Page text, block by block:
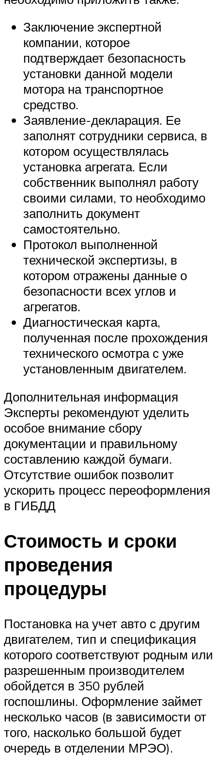
Заключение экспертной
компании, которое
подтверждает безопасность
установки данной модели
мотора на транспортное
средство.
Заявление-декларация. Ее
заполнят сотрудники сервиса, в
котором осуществлялась
установка агрегата. Если
собственник выполнял работу
своими силами, то необходимо
заполнить документ
самостоятельно.
Протокол выполненной
технической экспертизы, в
котором отражены данные о
безопасности всех углов и
агрегатов.
Диагностическая карта,
полученная после прохождения
технического осмотра с уже
установленным двигателем.
Дополнительная информация
Эксперты рекомендуют уделить
особое внимание сбору
документации и правильному
составлению каждой бумаги.
Отсутствие ошибок позволит
ускорить процесс переоформления
в ГИБДД
Стоимость и сроки
проведения
процедуры
Постановка на учет авто с другим
двигателем, тип и спецификация
которого соответствуют родным или
разрешенным производителем
обойдется в 350 рублей
госпошлины. Оформление займет
несколько часов (в зависимости от
того, насколько большой будет
очередь в отделении МРЭО).